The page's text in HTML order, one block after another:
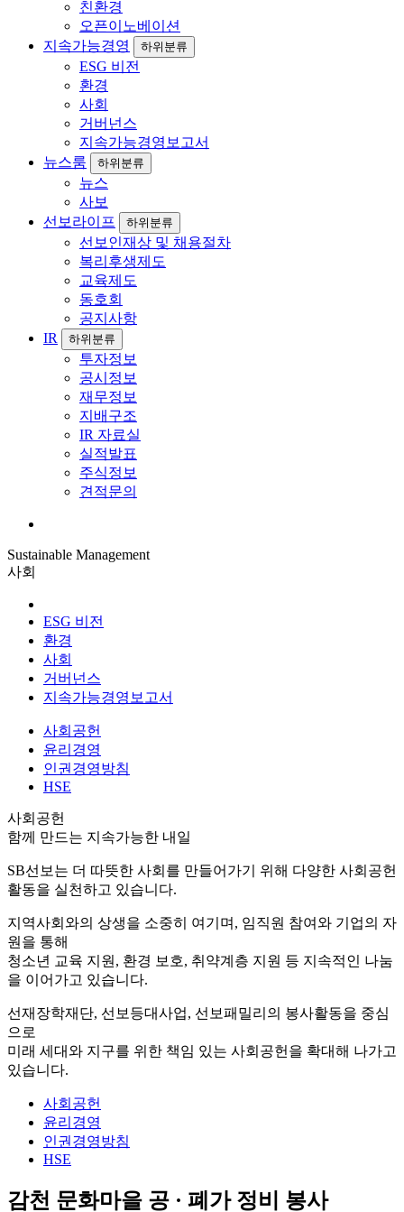
친환경
오픈이노베이션
지속가능경영
하위분류
ESG 비전
환경
사회
거버넌스
지속가능경영보고서
뉴스룸
하위분류
뉴스
사보
선보라이프
하위분류
선보인재상 및 채용절차
복리후생제도
교육제도
동호회
공지사항
IR
하위분류
투자정보
공시정보
재무정보
지배구조
IR 자료실
실적발표
주식정보
견적문의
Sustainable Management
사회
ESG 비전
환경
사회
거버넌스
지속가능경영보고서
사회공헌
윤리경영
인권경영방침
HSE
사회공헌
함께 만드는 지속가능한 내일
SB선보는 더 따뜻한 사회를 만들어가기 위해 다양한 사회공헌
활동을 실천하고 있습니다.
지역사회와의 상생을 소중히 여기며, 임직원 참여와 기업의 자
원을 통해
청소년 교육 지원, 환경 보호, 취약계층 지원 등 지속적인 나눔
을 이어가고 있습니다.
선재장학재단, 선보등대사업, 선보패밀리의 봉사활동을 중심
으로
미래 세대와 지구를 위한 책임 있는 사회공헌을 확대해 나가고
있습니다.
사회공헌
윤리경영
인권경영방침
HSE
감천 문화마을 공 · 폐가 정비 봉사